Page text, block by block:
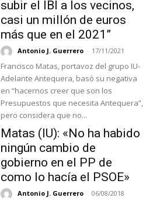
subir el IBI a los vecinos,
casi un millón de euros
más que en el 2021”
Antonio J. Guerrero - 17/11/2021
Francisco Matas, portavoz del grupo IU-
Adelante Antequera, basó su negativa
en “hacernos creer que son los
Presupuestos que necesita Antequera”,
pero considera que no...
Matas (IU): «No ha habido
ningún cambio de
gobierno en el PP de
como lo hacía el PSOE»
Antonio J. Guerrero - 06/08/2018